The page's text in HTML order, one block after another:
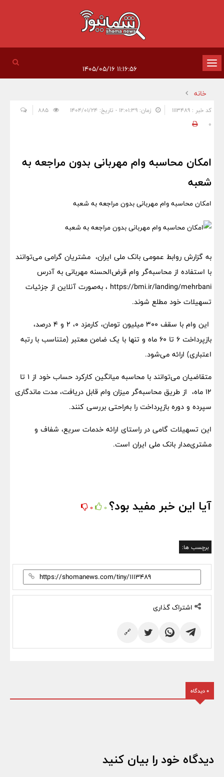
تغییر
وضعیت
ناوبری
خانه
کد خبر : 1113489 زمان: ۱۲:۰۱:۳۹ - تاریخ: ۱۴۰۴/۰۱/۲۴
0
امکان محاسبه وام مهربانی بدون مراجعه به
شعبه
امکان محاسبه وام مهربانی بدون مراجعه به شعبه
به گزارش روابط عمومی بانک ملی ایران، مشتریان گرامی می‌توانند
با استفاده از محاسبه‌گر وام قرض‌الحسنه مهربانی به آدرس
https://bmi.ir/landing/mehrbani ، به‌صورت آنلاین از جزئیات
تسهیلات خود مطلع شوند.
این وام با سقف ۳۰۰ میلیون تومان، کارمزد ۰، ۲ و ۴ درصد،
بازپرداخت ۶ تا ۶۰ ماه و تنها با یک ضامن معتبر (متناسب با رتبه
اعتباری) ارائه می‌شود.
متقاضیان می‌توانند با محاسبه میانگین کارکرد حساب خود از ۱ تا
۱۲ ماه، از طریق محاسبه‌گر میزان وام قابل دریافت، مدت ماندگاری
سپرده و دوره بازپرداخت را به‌راحتی بررسی کنند.
این تسهیلات گامی در راستای ارائه خدمات سریع، شفاف و
مشتری‌مدار بانک ملی ایران است.
آیا این خبر مفید بود؟ 0
0
برچسب ها:
اشتراک گذاری
🔗
0 دیدگاه
دیدگاه خود را بیان کنید